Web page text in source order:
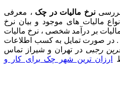
بررسینرخ مالیات در چک ، معرفی
مالیات های موجود و بیان نرخ
بر درآمد شخصی ، نرخ مالیات
. در صورت تمایل به کسب اطلاعات
رجبی در تهران و شیراز تماس
ارزان ترین شهر چک برای کار و